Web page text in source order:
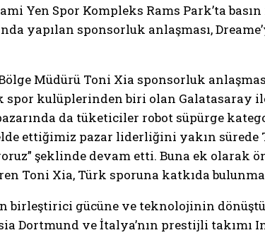
Yen Spor Kompleks Rams Park’ta
yapılan sponsorluk anlaşması,
Müdürü Toni Xia sponsorluk
spor kulüplerinden biri olan Galatasaray
da tüketiciler robot süpürge
ettiğimiz pazar liderliğini yakın
şeklinde devam etti. Buna ek
Toni Xia, Türk sporuna katkıda
birleştirici gücüne ve teknolojinin
Dortmund ve İtalya’nın prestijli